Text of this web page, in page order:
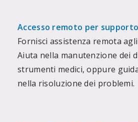
Accesso remoto per
Fornisci assistenza remota
Aiuta nella manutenzione dei
strumenti medici, oppure
nella risoluzione dei problemi.